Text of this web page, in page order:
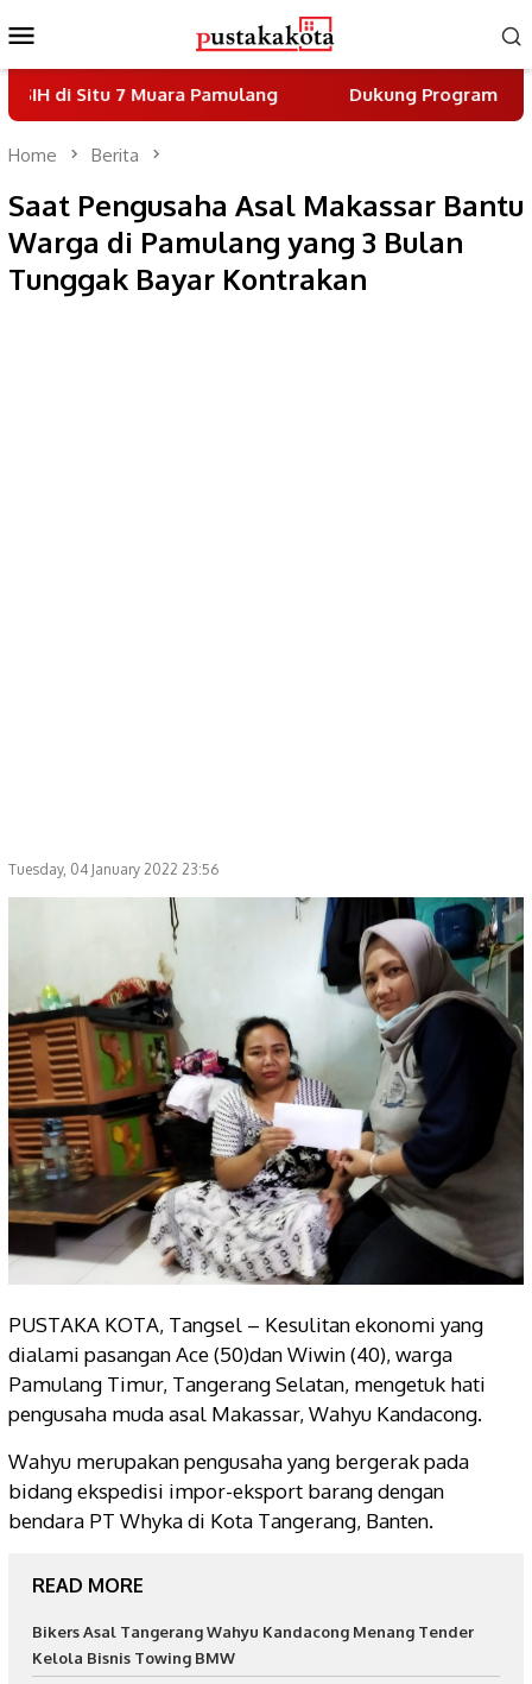
to
contentMenu
7 Muara Pamulang Dukung Program Indonesia
Home Berita
Saat Pengusaha Asal Makassar Bantu
Warga di Pamulang yang 3 Bulan
Tunggak Bayar Kontrakan
Tuesday, 04 January 2022 23:56
PUSTAKA KOTA, Tangsel – Kesulitan ekonomi yang
dialami pasangan Ace (50)dan Wiwin (40), warga
Pamulang Timur, Tangerang Selatan, mengetuk hati
pengusaha muda asal Makassar, Wahyu Kandacong.
Wahyu merupakan pengusaha yang bergerak pada
bidang ekspedisi impor-eksport barang dengan
bendara PT Whyka di Kota Tangerang, Banten.
READ MORE
Bikers Asal Tangerang Wahyu Kandacong Menang Tender
Kelola Bisnis Towing BMW